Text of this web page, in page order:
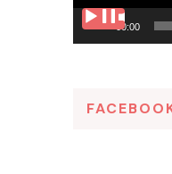
00:00